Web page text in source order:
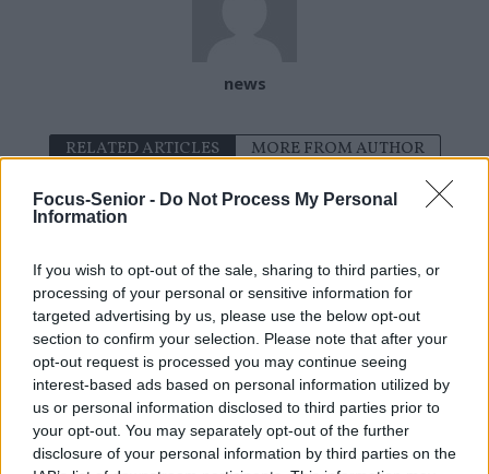
Focus-Senior - Do Not Process My Personal
Information
If you wish to opt-out of the sale, sharing to third parties, or
processing of your personal or sensitive information for
targeted advertising by us, please use the below opt-out
section to confirm your selection. Please note that after your
opt-out request is processed you may continue seeing
interest-based ads based on personal information utilized by
us or personal information disclosed to third parties prior to
your opt-out. You may separately opt-out of the further
disclosure of your personal information by third parties on the
news
RELATED ARTICLES MORE FROM AUTHOR
Santé
Sieste après 65 ans : la
clé pour préserver votre
cerveau ou le mettre en
danger
Santé
Ménopause et
problèmes urinaires : le
secret inattendu des
sous-vêtements à
découvrir
Santé
Ménopause précoce : le
risque accru
d’hypertension à ne pas
ignorer
Popular Posts